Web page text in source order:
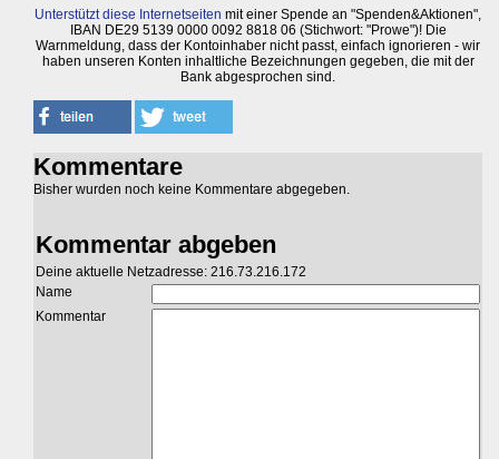
Unterstützt diese Internetseiten mit einer Spende an "Spenden&Aktionen",
IBAN DE29 5139 0000 0092 8818 06 (Stichwort: "Prowe")! Die
Warnmeldung, dass der Kontoinhaber nicht passt, einfach ignorieren - wir
haben unseren Konten inhaltliche Bezeichnungen gegeben, die mit der
Bank abgesprochen sind.
Kommentare
Bisher wurden noch keine Kommentare abgegeben.
Kommentar abgeben
Deine aktuelle Netzadresse: 216.73.216.172
Name
Kommentar